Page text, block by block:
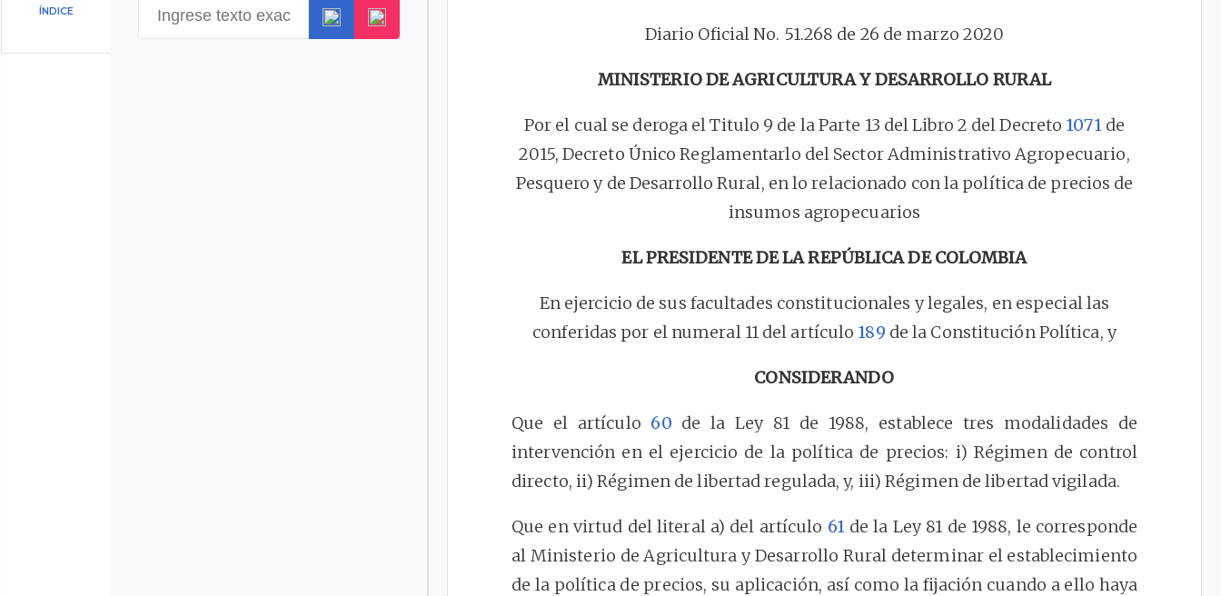
ÍNDICE
Diario Oficial No. 51.268 de 26 de marzo 2020
MINISTERIO DE AGRICULTURA Y DESARROLLO RURAL
Por el cual se deroga el Titulo 9 de la Parte 13 del Libro 2 del Decreto 1071de
2015, Decreto Único Reglamentarlo del Sector Administrativo Agropecuario,
Pesquero y de Desarrollo Rural, en lo relacionado con la política de precios de
insumos agropecuarios
EL PRESIDENTE DE LA REPÚBLICA DE COLOMBIA
En ejercicio de sus facultades constitucionales y legales, en especial las
conferidas por el numeral 11 del artículo 189 de la Constitución Política, y
CONSIDERANDO
Que el artículo 60 de la Ley 81 de 1988, establece tres modalidades de
intervención en el ejercicio de la política de precios: i) Régimen de control
directo, ii) Régimen de libertad regulada, y, iii) Régimen de libertad vigilada.
Que en virtud del literal a) del artículo 61de la Ley 81 de 1988, le corresponde
al Ministerio de Agricultura y Desarrollo Rural determinar el establecimiento
de la política de precios, su aplicación, así como la fijación cuando a ello haya